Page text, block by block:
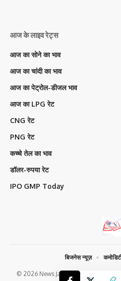
आज के लाइव रेट्स
आज का सोने का भाव
आज का चांदी का भाव
आज का पेट्रोल-डीजल भाव
आज का LPG रेट
CNG रेट
PNG रेट
कच्चे तेल का भाव
डॉलर-रुपया रेट
IPO GMP Today
© 2026 News Jagran Digital Media |
बिजनेस न्यूज़